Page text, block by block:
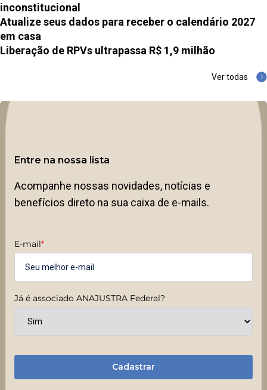
inconstitucional
Atualize seus dados para receber o calendário 2027
em casa
Liberação de RPVs ultrapassa R$ 1,9 milhão
Ver todas
Entre na nossa lista
Acompanhe nossas novidades, notícias e
benefícios direto na sua caixa de e-mails.
E-mail*
Já é associado ANAJUSTRA Federal?
Cadastrar